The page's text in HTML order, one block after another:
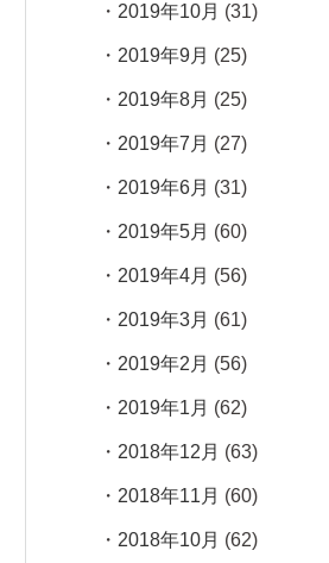
2019年10月 (31)
2019年9月 (25)
2019年8月 (25)
2019年7月 (27)
2019年6月 (31)
2019年5月 (60)
2019年4月 (56)
2019年3月 (61)
2019年2月 (56)
2019年1月 (62)
2018年12月 (63)
2018年11月 (60)
2018年10月 (62)